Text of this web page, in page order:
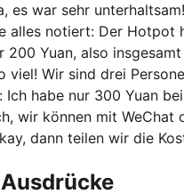
es war sehr
alles notiert: Der Hotpot
200 Yuan, also insgesamt
viel! Wir sind drei
Ich habe nur 300 Yuan
wir können mit WeChat
dann teilen wir die